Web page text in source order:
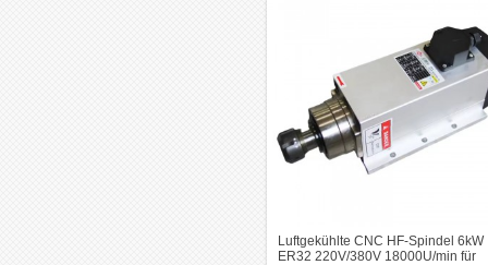
Luftgekühlte CNC HF-Spindel 6kW
ER32 220V/380V 18000U/min für